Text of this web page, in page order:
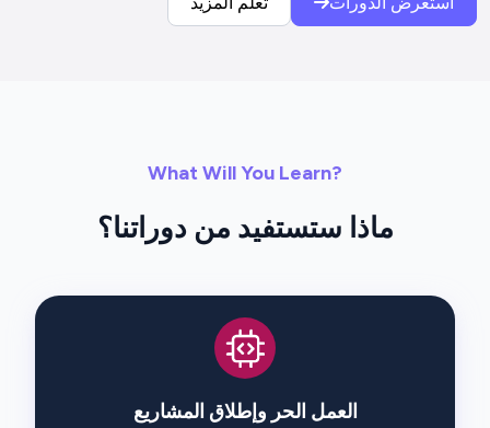
What Will You Learn?
ماذا ستستفيد من دوراتنا؟
العمل الحر وإطلاق المشاريع